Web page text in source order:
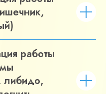
работы
либидо,